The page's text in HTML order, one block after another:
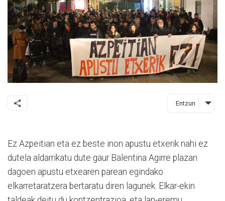
Entzun
Ez Azpeitian eta ez beste inon apustu etxerik nahi ez
dutela aldarrikatu dute gaur Balentina Agirre plazan
dagoen apustu etxearen parean egindako
elkarretaratzera bertaratu diren lagunek. Elkar-ekin